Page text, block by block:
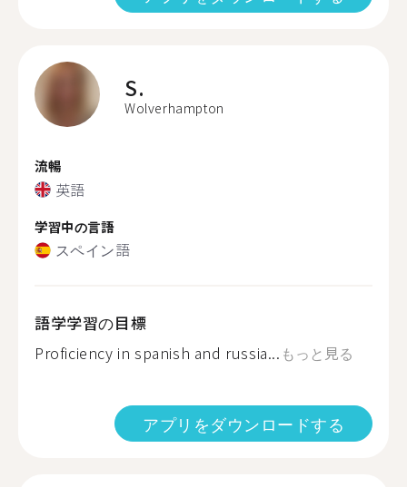
S.
Wolverhampton
流暢
英語
学習中の言語
スペイン語
語学学習の目標
Proficiency in spanish and russia... もっと見る
アプリをダウンロードする